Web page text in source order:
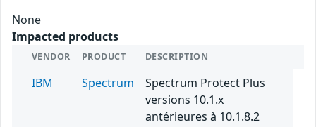
None
Impacted products
VENDOR PRODUCT DESCRIPTION
IBM Spectrum
Spectrum Protect Plus
versions 10.1.x
antérieures à 10.1.8.2